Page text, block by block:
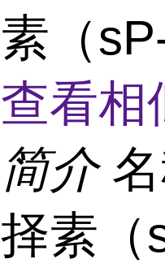
素（
查看
简介
择素（